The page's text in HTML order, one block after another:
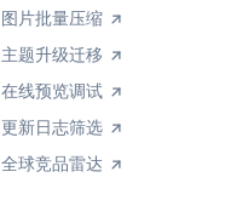
图片批量压缩
主题升级迁移
在线预览调试
更新日志筛选
全球竞品雷达